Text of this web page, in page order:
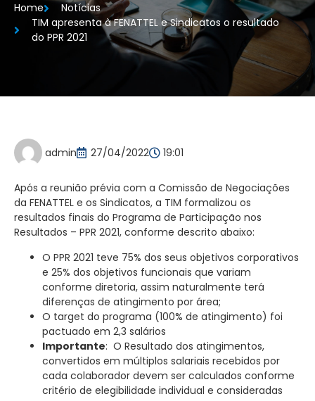
Home
Notícias
TIM apresenta à FENATTEL e Sindicatos o resultado
do PPR 2021
admin 27/04/2022 19:01
Após a reunião prévia com a Comissão de Negociações
da FENATTEL e os Sindicatos, a TIM formalizou os
resultados finais do Programa de Participação nos
Resultados – PPR 2021, conforme descrito abaixo:
O PPR 2021 teve 75% dos seus objetivos corporativos
e 25% dos objetivos funcionais que variam
conforme diretoria, assim naturalmente terá
diferenças de atingimento por área;
O target do programa (100% de atingimento) foi
pactuado em 2,3 salários
Importante: O Resultado dos atingimentos,
convertidos em múltiplos salariais recebidos por
cada colaborador devem ser calculados conforme
critério de elegibilidade individual e consideradas